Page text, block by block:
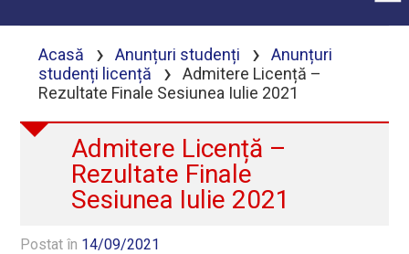
Acasă › Anunțuri studenți ›
Anunțuri
studenți licență
›
Admitere Licență –
Rezultate Finale Sesiunea Iulie 2021
Admitere Licență –
Rezultate Finale
Sesiunea Iulie 2021
Postat în 14/09/2021